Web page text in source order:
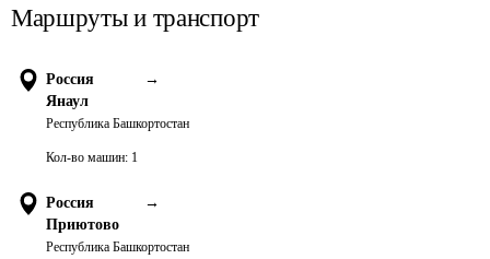
Маршруты и транспорт
Россия
→
Янаул
Республика Башкортостан
Кол-во машин: 1
Россия
→
Приютово
Республика Башкортостан